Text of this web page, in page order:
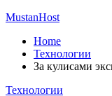
MustanHost
Home
Технологии
За кулисами
Технологии